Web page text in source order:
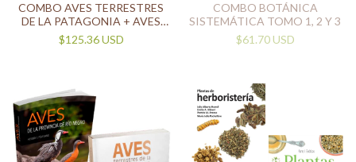
COMBO AVES TERRESTRES
DE LA PATAGONIA + AVES
DEL ATLÁNTICO
SUDOCCIDENTAL Y
$125.36 USD
COMBO BOTÁNICA
SISTEMÁTICA TOMO 1, 2 Y 3
$61.70 USD